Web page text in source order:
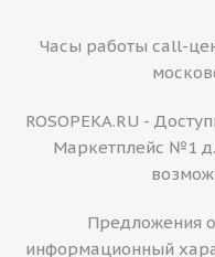
Часы работы call-
ROSOPEKA.RU -
Маркетплейс №1
Предложения
информационный